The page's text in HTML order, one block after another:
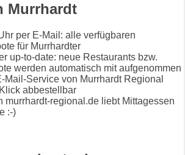
Murrhardt
per E-Mail: alle verfügbaren
für Murrhardter
up-to-date: neue Restaurants bzw.
werden automatisch mit aufgenommen
Mail-Service von Murrhardt Regional
abbestellbar
murrhardt-regional.de liebt Mittagessen
:-)